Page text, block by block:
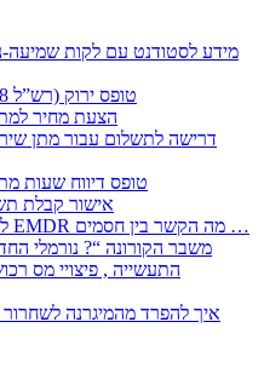
טופס ירוק (רש”ל 18) בקשה להוצאת רישיון נהיגה
2352 – הצעת
2356 – טופס דיווח
2357 – אישור
– לבעלי עסקים ובעולם העבודה EMDR מה הקשר בין חסמים …
– משבר הקורונה “? נורמלי החדש ” ומהו